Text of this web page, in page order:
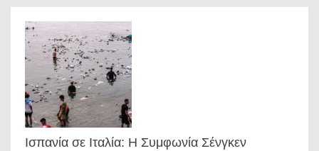
Ισπανία σε Ιταλία: Η Συμφωνία Σένγκεν